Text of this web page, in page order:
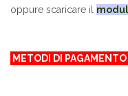
oppure scaricare il
METODI DI PAGAMENTO